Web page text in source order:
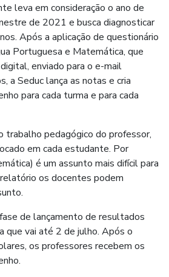
leva em consideração o ano de
de 2021 e busca diagnosticar
Após a aplicação de questionário
Portuguesa e Matemática, que
enviado para o e-mail
a Seduc lança as notas e cria
para cada turma e para cada
trabalho pedagógico do professor,
em cada estudante. Por
é um assunto mais difícil para
os docentes podem
de lançamento de resultados
que vai até 2 de julho. Após o
os professores recebem os